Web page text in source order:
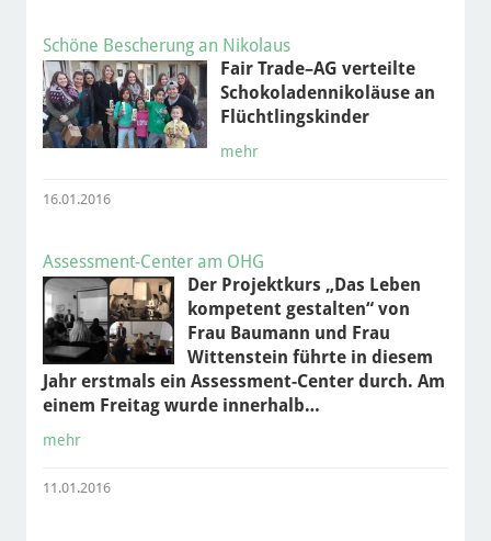
Schöne Bescherung an Nikolaus
Fair Trade–AG verteilte
Schokoladennikoläuse an
Flüchtlingskinder
mehr
16.01.2016
Assessment-Center am OHG
Der Projektkurs „Das Leben
kompetent gestalten“ von
Frau Baumann und Frau
Wittenstein führte in diesem
Jahr erstmals ein Assessment-Center durch. Am
einem Freitag wurde innerhalb…
mehr
11.01.2016